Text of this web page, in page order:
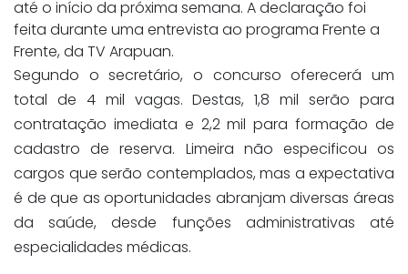
até o início da próxima semana. A declaração foi
feita durante uma entrevista ao programa Frente a
Frente, da TV Arapuan.
Segundo o secretário, o concurso oferecerá um
total de 4 mil vagas. Destas, 1,8 mil serão para
contratação imediata e 2,2 mil para formação de
cadastro de reserva. Limeira não especificou os
cargos que serão contemplados, mas a expectativa
é de que as oportunidades abranjam diversas áreas
da saúde, desde funções administrativas até
especialidades médicas.